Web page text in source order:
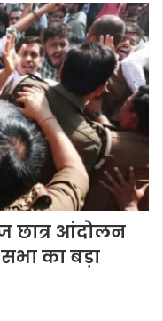
छात्र आंदोलन
का बड़ा